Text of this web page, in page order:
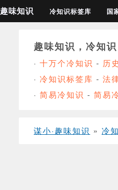
趣味知识 冷知识标签库 国
趣味知识，冷知
· 十万个冷知识 - 历
· 冷知识标签库 - 法
· 简易冷知识 - 简易
谋小·趣味知识 » 冷